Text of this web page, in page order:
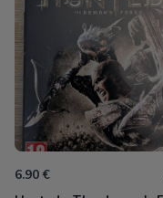
6.90 €